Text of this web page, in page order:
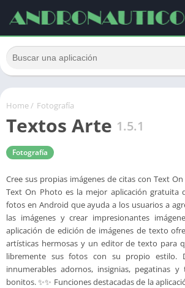
Home/ Fotografía
Textos Arte 1.5.1
Fotografía
Cree sus propias imágenes de citas con Text
Text On Photo es la mejor aplicación gratuita
fotos en Android que ayuda a los usuarios a
las imágenes y crear impresionantes
aplicación de edición de imágenes de texto
artísticas hermosas y un editor de texto para
libremente sus fotos con su propio estilo.
innumerables adornos, insignias, pegatinas
bonitos. ✨✨ Funciones destacadas de la